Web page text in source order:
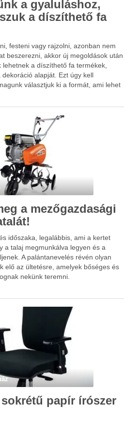
a gyaluláshoz,
a díszíthető fa
festeni vagy rajzolni, azonban nem
beszerezni, akkor új megoldások után
lehetnek a díszíthető fa termékek,
alapját. Ezt úgy kell
választjuk ki a formát, ami lehet
éppen ékszerdoboz.
a mezőgazdasági
időszaka, legalábbis, ami a kertet
a talaj megmunkálva legyen és a
A palántanevelés révén olyan
elő az ültetésre, amelyek bőséges és
nekünk teremni.
papír írószer